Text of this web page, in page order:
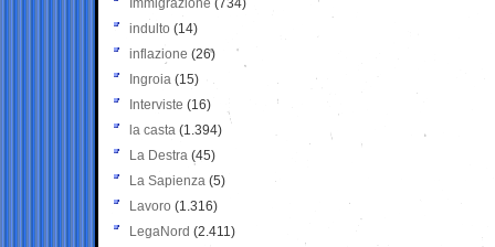
Immigrazione (734)
indulto (14)
inflazione (26)
Ingroia (15)
Interviste (16)
la casta (1.394)
La Destra (45)
La Sapienza (5)
Lavoro (1.316)
LegaNord (2.411)